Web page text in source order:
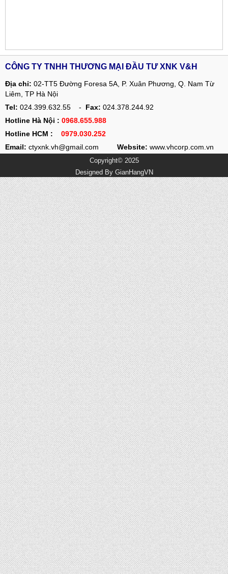
CÔNG TY TNHH THƯƠNG MẠI ĐẦU TƯ XNK V&H
Địa chỉ: 02-TT5 Đường Foresa 5A, P. Xuân Phương, Q. Nam Từ
Liêm, TP Hà Nội
Tel: 024.399.632.55 - Fax: 024.378.244.92
Hotline Hà Nội : 0968.655.988
Hotline HCM :
0979.030.252
Email: ctyxnk.vh@gmail.com Website: www.vhcorp.com.vn
Copyright© 2025
Designed By GianHangVN